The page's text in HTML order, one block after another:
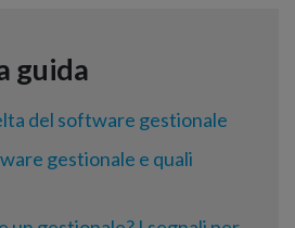
del software gestionale
gestionale e quali